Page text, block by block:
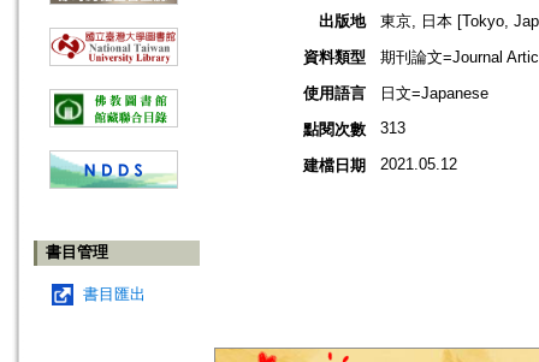
書目管理
書目匯出
出版地
東京, 日本 [Tokyo,
資料類型
期刊論文=Journal
使用語言
日文=Japanese
點閱次數
313
建檔日期 2021.05.12